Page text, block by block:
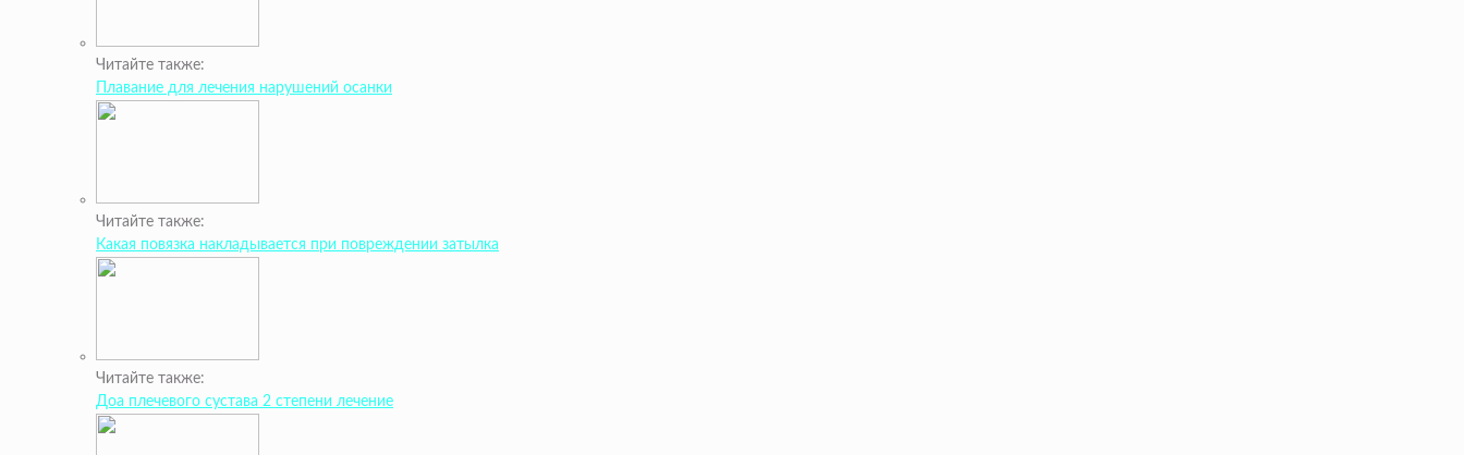
Читайте также:
Плавание для лечения нарушений осанки
Читайте также:
Какая повязка накладывается при повреждении затылка
Читайте также:
Доа плечевого сустава 2 степени лечение